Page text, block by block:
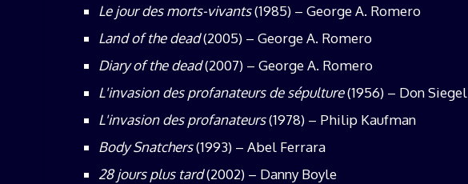
Le jour des morts-vivants(1985) – George A. Romero
Land of the dead(2005) – George A. Romero
Diary of the dead(2007) – George A. Romero
L'invasion des profanateurs de sépulture(1956) – Don Siegel
L'invasion des profanateurs(1978) – Philip Kaufman
Body Snatchers(1993) – Abel Ferrara
28 jours plus tard(2002) – Danny Boyle